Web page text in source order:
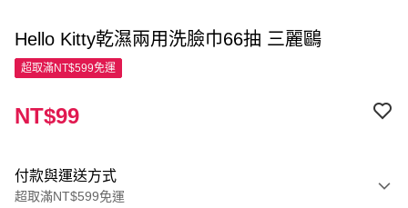
Hello Kitty乾濕兩用洗臉巾66抽 三麗鷗
超取滿NT$599免運
NT$99
付款與運送方式
超取滿NT$599免運